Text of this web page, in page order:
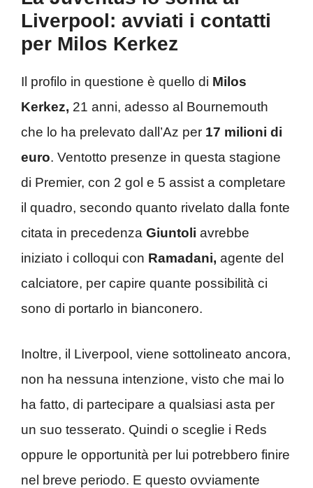
Liverpool: avviati i contatti
per Milos Kerkez
Il profilo in questione è quello di Milos
Kerkez, 21 anni, adesso al Bournemouth
che lo ha prelevato dall’Az per 17 milioni di
euro. Ventotto presenze in questa stagione
di Premier, con 2 gol e 5 assist a completare
il quadro, secondo quanto rivelato dalla fonte
citata in precedenza Giuntoli avrebbe
iniziato i colloqui con Ramadani, agente del
calciatore, per capire quante possibilità ci
sono di portarlo in bianconero.
Inoltre, il Liverpool, viene sottolineato ancora,
non ha nessuna intenzione, visto che mai lo
ha fatto, di partecipare a qualsiasi asta per
un suo tesserato. Quindi o sceglie i Reds
oppure le opportunità per lui potrebbero finire
nel breve periodo. E questo ovviamente